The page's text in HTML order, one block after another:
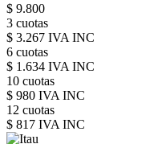
$ 9.800
3 cuotas
$ 3.267 IVA INC
6 cuotas
$ 1.634 IVA INC
10 cuotas
$ 980 IVA INC
12 cuotas
$ 817 IVA INC